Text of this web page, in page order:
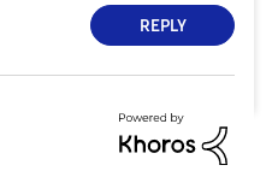
REPLY